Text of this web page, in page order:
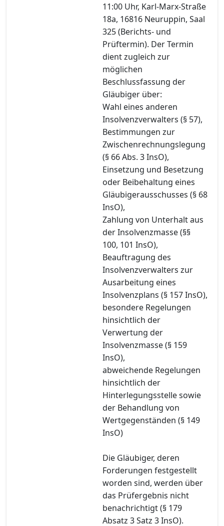
11:00 Uhr, Karl-Marx-Straße
18a, 16816 Neuruppin, Saal
325 (Berichts- und
Prüftermin). Der Termin
dient zugleich zur
möglichen
Beschlussfassung der
Gläubiger über:
Wahl eines anderen
Insolvenzverwalters (§ 57),
Bestimmungen zur
Zwischenrechnungslegung
(§ 66 Abs. 3 InsO),
Einsetzung und Besetzung
oder Beibehaltung eines
Gläubigerausschusses (§ 68
InsO),
Zahlung von Unterhalt aus
der Insolvenzmasse (§§
100, 101 InsO),
Beauftragung des
Insolvenzverwalters zur
Ausarbeitung eines
Insolvenzplans (§ 157 InsO),
besondere Regelungen
hinsichtlich der
Verwertung der
Insolvenzmasse (§ 159
InsO),
abweichende Regelungen
hinsichtlich der
Hinterlegungsstelle sowie
der Behandlung von
Wertgegenständen (§ 149
InsO)
Die Gläubiger, deren
Forderungen festgestellt
worden sind, werden über
das Prüfergebnis nicht
benachrichtigt (§ 179
Absatz 3 Satz 3 InsO).